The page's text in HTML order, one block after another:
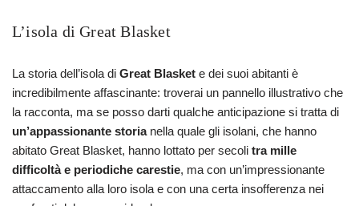
L’isola di Great Blasket
La storia dell’isola di Great Blasket e dei suoi abitanti è
incredibilmente affascinante: troverai un pannello illustrativo che
la racconta, ma se posso darti qualche anticipazione si tratta di
un’appassionante storianella quale gli isolani, che hanno
abitato Great Blasket, hanno lottato per secoli tra mille
difficoltà e periodiche carestie, ma con un’impressionante
attaccamento alla loro isola e con una certa insofferenza nei